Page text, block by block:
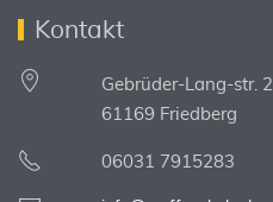
Kontakt
Gebrüder-Lang-str. 2
61169 Friedberg
06031 7915283